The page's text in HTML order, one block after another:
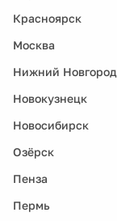
Красноярск
Москва
Нижний Новгород
Новокузнецк
Новосибирск
Озёрск
Пенза
Пермь